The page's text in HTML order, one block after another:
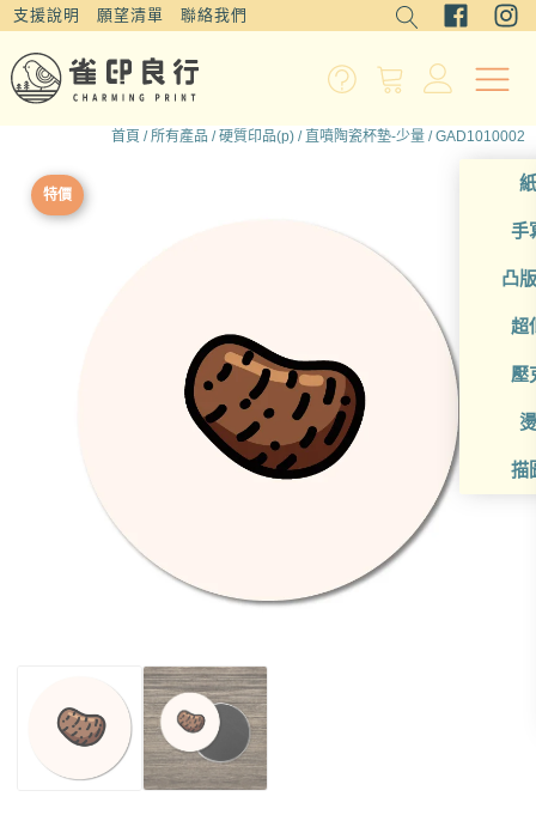
支援說明 願望清單 聯絡我們
手
凸
超
壓
描
首頁 /所有產品 /硬質印品(p) / 直噴陶瓷杯墊-少量 / GAD1010002
特價